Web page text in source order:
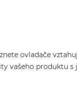
ovladače
vašeho produktu